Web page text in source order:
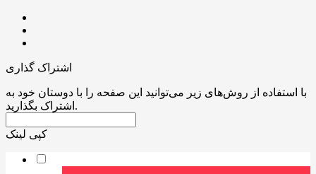
اشتراک گذاری
با استفاده از روش‌های زیر می‌توانید این صفحه را با دوستان خود به
اشتراک بگذارید.
کپی لینک